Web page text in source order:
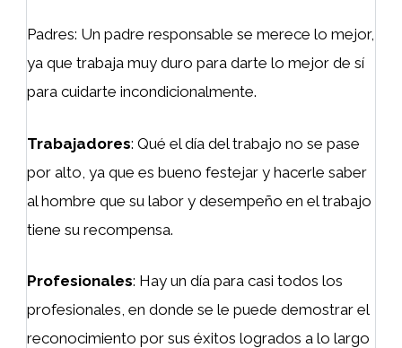
Padres: Un padre responsable se merece lo mejor,
ya que trabaja muy duro para darte lo mejor de sí
para cuidarte incondicionalmente.
Trabajadores: Qué el día del trabajo no se pase
por alto, ya que es bueno festejar y hacerle saber
al hombre que su labor y desempeño en el trabajo
tiene su recompensa.
Profesionales: Hay un día para casi todos los
profesionales, en donde se le puede demostrar el
reconocimiento por sus éxitos logrados a lo largo